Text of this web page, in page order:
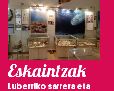
Eskaintzak
Luberriko sarrera eta